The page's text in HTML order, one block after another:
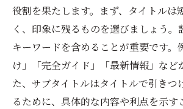
役割を果たします。まず、タイトルは
く、印象に残るものを選びましょう。
キーワードを含めることが重要です。
け」「完全ガイド」「最新情報」など
た、サブタイトルはタイトルで引きつ
るために、具体的な内容や利点を示す